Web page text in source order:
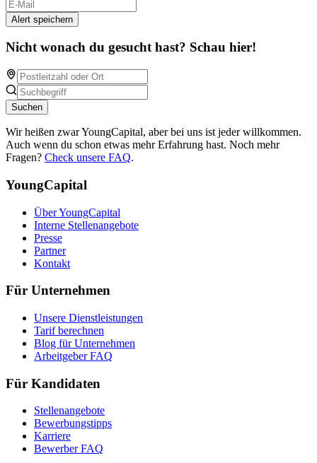
Alert speichern
Nicht wonach du gesucht hast? Schau hier!
Suchen
Wir heißen zwar YoungCapital, aber bei uns ist jeder willkommen.
Auch wenn du schon etwas mehr Erfahrung hast. Noch mehr
Fragen? Check unsere FAQ.
YoungCapital
Über YoungCapital
Interne Stellenangebote
Presse
Partner
Kontakt
Für Unternehmen
Unsere Dienstleistungen
Tarif berechnen
Blog für Unternehmen
Arbeitgeber FAQ
Für Kandidaten
Stellenangebote
Bewerbungstipps
Karriere
Bewerber FAQ